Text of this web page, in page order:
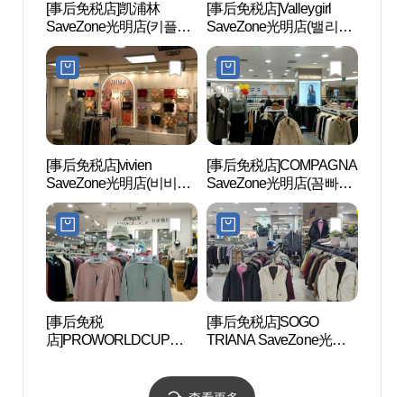
[事后免税店]凯浦林
SaveZone光明店(키플링
세이브존 광명점)
[事后免税店]Valleygirl
SaveZone光明店(밸리걸
세이브존 광명점)
[事后免税店]vivien
SaveZone光明店(비비안
세이브존 광명점)
[事后免税店]COMPAGNA
SaveZone光明店(꼼빠니
아 세이브존 광명점)
[事后免税
店]PROWORLDCUP
드컵 세이브존 광명점)
[事后免税店]SOGO
TRIANA SaveZone光明
브존 광명점)